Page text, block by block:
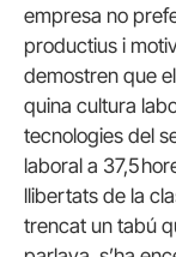
empresa no
productius i
demostren que
quina cultura
tecnologies del
laboral a 37,5
llibertats de la
trencat un tabú